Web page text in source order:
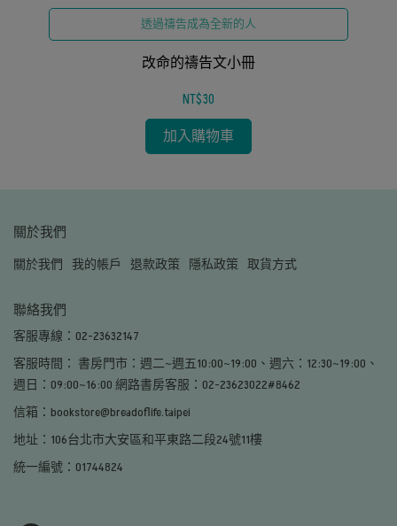
透過禱告成為全新的人
改命的禱告文小冊
NT$30
加入購物車
關於我們
關於我們 我的帳戶 退款政策 隱私政策 取貨方式
聯絡我們
客服專線：02-23632147
客服時間： 書房門市：週二~週五10:00~19:00、週六：12:30~19:00、
週日：09:00~16:00 網路書房客服：02-23623022#8462
信箱：bookstore@breadoflife.taipei
地址：106台北市大安區和平東路二段24號11樓
統一編號：01744824